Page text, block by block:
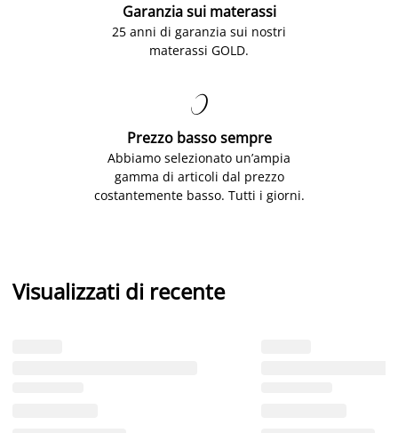
Garanzia sui materassi
25 anni di garanzia sui nostri
materassi GOLD.

Prezzo basso sempre
Abbiamo selezionato un’ampia
gamma di articoli dal prezzo
costantemente basso. Tutti i giorni.
Visualizzati di recente